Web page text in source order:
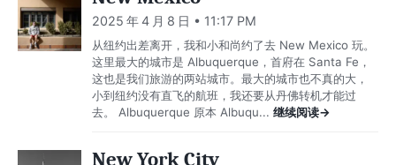
2025 年 4 月 8 日 • 11:17 PM
从纽约出差离开，我和小和尚约了去 New Mexico 玩。
这里最大的城市是 Albuquerque，首府在 Santa Fe，
这也是我们旅游的两站城市。最大的城市也不真的大，
小到纽约没有直飞的航班，我还要从丹佛转机才能过
去。 Albuquerque 原本 Albuqu... 继续阅读→
New York City